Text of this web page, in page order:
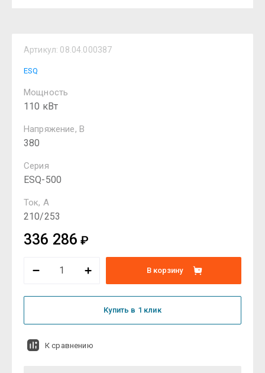
Артикул: 08.04.000387
ESQ
Мощность
110 кВт
Напряжение, В
380
Серия
ESQ-500
Ток, А
210/253
336 286 ₽
В корзину
Купить в 1 клик
К сравнению